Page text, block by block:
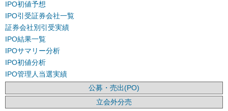
IPO初値予想
IPO引受証券会社一覧
証券会社別引受実績
IPO結果一覧
IPOサマリー分析
IPO初値分析
IPO管理人当選実績
公募・売出(PO)
立会外分売